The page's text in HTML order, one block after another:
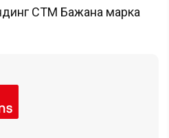
СТМ Бажана марка